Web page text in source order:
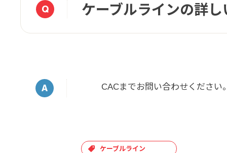
ケーブルラインの詳
CACまでお問い合わせください。
ケーブルライン